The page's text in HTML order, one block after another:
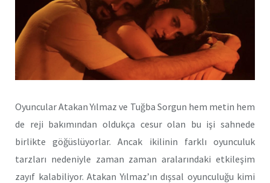
Oyuncular Atakan Yılmaz ve Tuğba Sorgun hem metin hem
de reji bakımından oldukça cesur olan bu işi sahnede
birlikte göğüslüyorlar. Ancak ikilinin farklı oyunculuk
tarzları nedeniyle zaman zaman aralarındaki etkileşim
zayıf kalabiliyor. Atakan Yılmaz’ın dışsal oyunculuğu kimi